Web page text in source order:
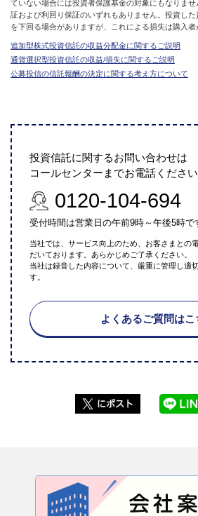
ていない場合には投資者保護基金の対象にもなりま
証および利回り保証のいずれもありません。投資し
を下回る場合がありますが、これによる損失は購入者
追加型株式投資信託の収益分配金に関するご説明
通貨選択型投資信託の収益/損失に関するご説明
公募投信の信託報酬の決定に関する考え方について
投資信託に関するお問い合わせは
コールセンターまでお電話ください
0120-104-694
受付時間は営業日の午前9時～午後5時で
当社では、サービス向上のため、お客さまとの
だいております。あらかじめご了承ください。
当社は録音した内容について、厳重に管理し適
す。
よくあるご質問はこ